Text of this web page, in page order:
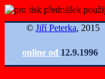
© Jiří Peterka, 2015
online od 12.9.1996